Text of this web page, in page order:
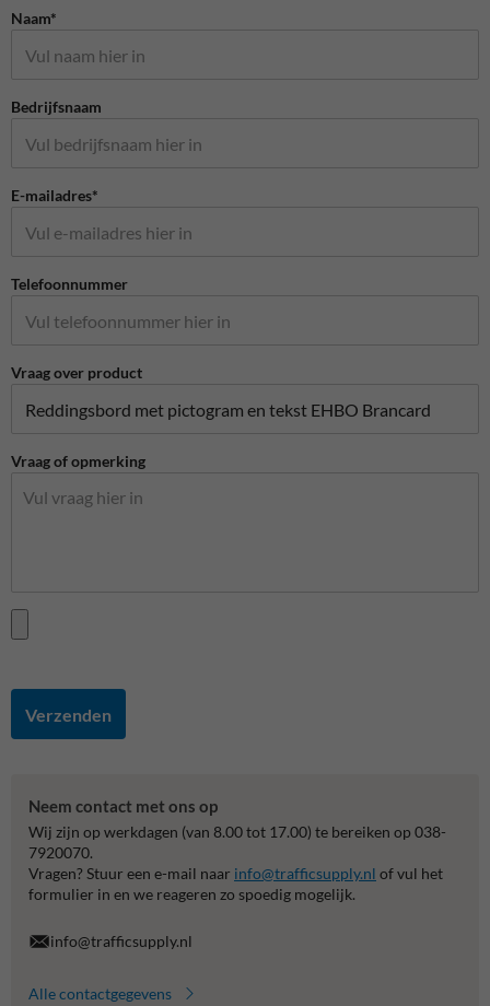
Naam*
Bedrijfsnaam
E-mailadres*
Telefoonnummer
Vraag over product
Vraag of opmerking
Verzenden
Neem contact met ons op
Wij zijn op werkdagen (van 8.00 tot 17.00) te bereiken op 038-
7920070.
Vragen? Stuur een e-mail naar info@trafficsupply.nl of vul het
formulier in en we reageren zo spoedig mogelijk.
info@trafficsupply.nl
Alle contactgegevens